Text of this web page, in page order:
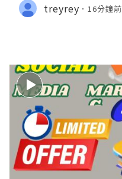
treyrey 16分鐘前